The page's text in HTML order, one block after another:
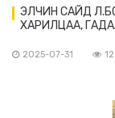
ЭЛЧИН САЙД
ХАРИЛЦАА,
ХАРИУЦСАН
2025-07-31